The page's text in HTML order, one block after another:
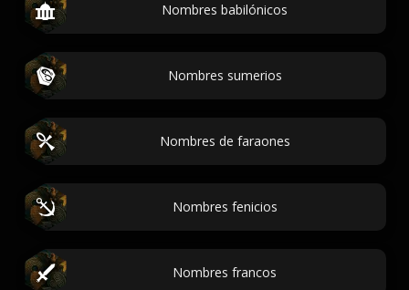
Nombres babilónicos
Nombres sumerios
Nombres de faraones
Nombres fenicios
Nombres francos